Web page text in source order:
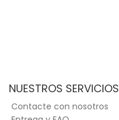
NUESTROS SERVICIOS
Contacte con nosotros